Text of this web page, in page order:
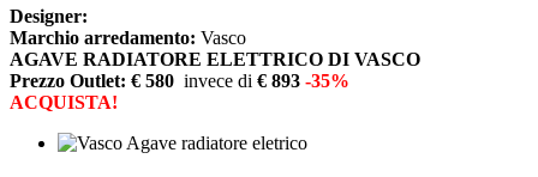
Designer:
Marchio arredamento: Vasco
AGAVE RADIATORE ELETTRICO DI VASCO
Prezzo Outlet: € 580 invece di € 893 -35%
ACQUISTA!